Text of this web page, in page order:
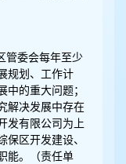
管委会每年至少
规划、工作计
的重大问题；
解决发展中存在
发有限公司为上
区开发建设、
能。（责任单